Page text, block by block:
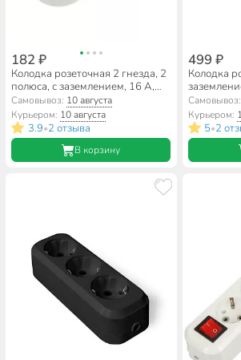
182 ₽
Колодка розеточная 2 гнезда, 2
полюса, с заземлением, 16 А,
220 В, без выключателя, IP20,
General Lighting Systems, Easy
GSB-16-2-G-IP20, 470051
Самовывоз: 10 августа
Курьером: 10 августа
3.9•2 отзыва
В корзину
499 ₽
Колодка
1-фазная,
красный,
Самовывоз:
Курьером:
5•2